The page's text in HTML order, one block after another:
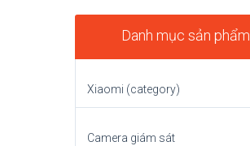
Danh mục sản phẩm
Xiaomi (category)
Camera giám sát